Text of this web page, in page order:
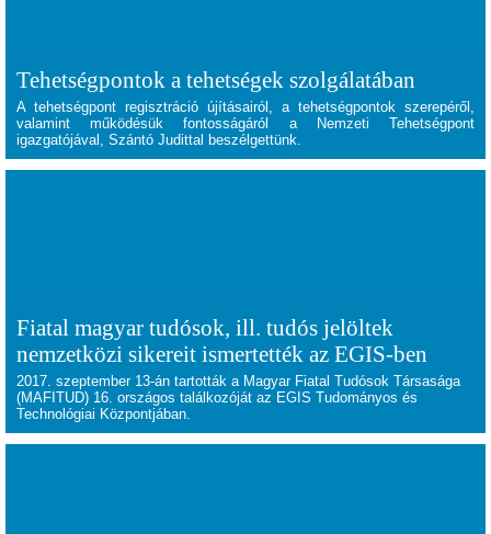
Tehetségpontok a tehetségek szolgálatában
A tehetségpont regisztráció újításairól, a tehetségpontok szerepéről,
valamint működésük fontosságáról a Nemzeti Tehetségpont
igazgatójával, Szántó Judittal beszélgettünk.
Fiatal magyar tudósok, ill. tudós jelöltek
nemzetközi sikereit ismertették az EGIS-ben
2017. szeptember 13-án tartották a Magyar Fiatal Tudósok Társasága
(MAFITUD) 16. országos találkozóját az EGIS Tudományos és
Technológiai Központjában.